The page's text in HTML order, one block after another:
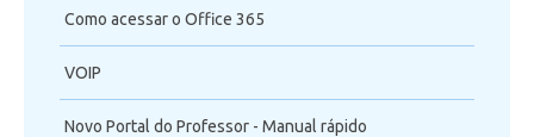
Como acessar o Office 365
VOIP
Novo Portal do Professor - Manual rápido